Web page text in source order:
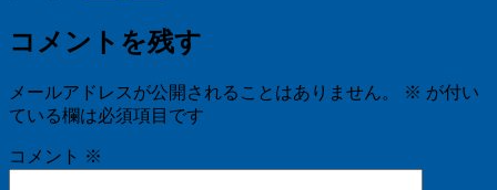
コメントを残す
メールアドレスが公開されることはありません。 ※ が付い
ている欄は必須項目です
コメント ※